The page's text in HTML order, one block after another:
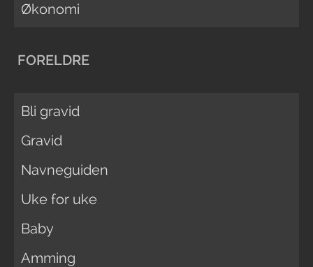
Økonomi
FORELDRE
Bli gravid
Gravid
Navneguiden
Uke for uke
Baby
Amming